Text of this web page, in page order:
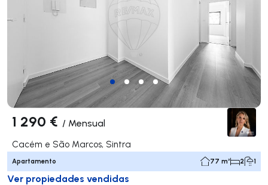
1 290 € / Mensual
Cacém e São Marcos, Sintra
Apartamento 77 m² 2 1
Ver propiedades vendidas